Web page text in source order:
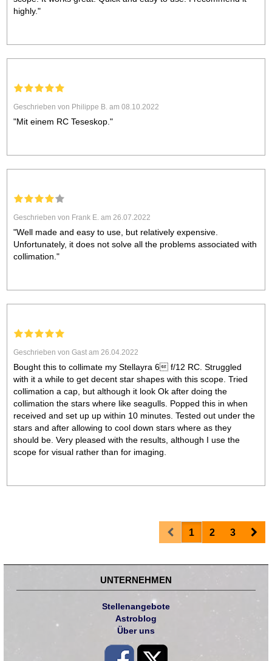
highly."
Geschrieben von Philippe B. am 08.10.2022
"Mit einem RC Teseskop."
Geschrieben von Frank E. am 26.07.2022
"Well made and easy to use, but relatively expensive.
Unfortunately, it does not solve all the problems associated with
collimation."
Geschrieben von Gast am 26.04.2022
Bought this to collimate my Stellayra 6 f/12 RC. Struggled
with it a while to get decent star shapes with this scope. Tried
collimation a cap, but although it look Ok after doing the
collimation the stars where like seagulls. Popped this in when
received and set up up within 10 minutes. Tested out under the
stars and after allowing to cool down stars where as they
should be. Very pleased with the results, although I use the
scope for visual rather than for imaging.
Prev1 2 3
UNTERNEHMEN
Stellenangebote
Astroblog
Über uns